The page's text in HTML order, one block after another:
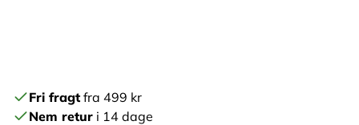
Fri fragtfra 499 kr
Nem retur i 14 dage